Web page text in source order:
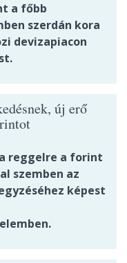
a főbb
szerdán kora
devizapiacon
új erő
reggelre a forint
szemben az
képest